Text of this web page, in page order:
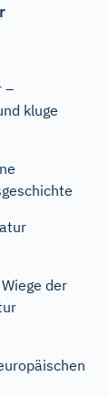
–
kluge
der